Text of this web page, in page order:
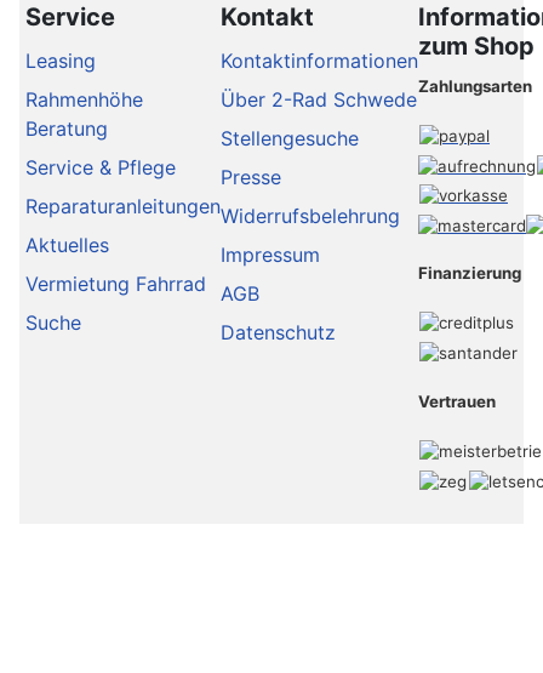
Service
Leasing
Rahmenhöhe
Beratung
Service & Pflege
Reparaturanleitungen
Aktuelles
Vermietung Fahrrad
Suche
Kontakt
Kontaktinformationen
Über 2-Rad Schwede
Stellengesuche
Presse
Widerrufsbelehrung
Impressum
AGB
Datenschutz
zum Shop
Zahlungsarten
Finanzierung
Vertrauen